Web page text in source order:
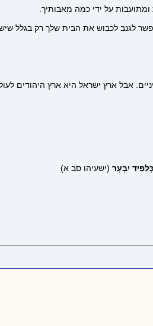
על ידי כמה מאבותיך.
לגנב לכבוש את הבית שלך רק בגלל שיש
אבל ארץ ישראל היא ארץ היהודים
יִבְעָר (ישעיהו סב א)